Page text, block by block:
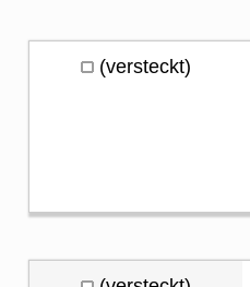
(versteckt)